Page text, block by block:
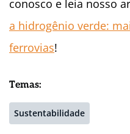
conosco e leia nosso
a hidrogênio verde:
ferrovias!
Temas:
Sustentabilidade